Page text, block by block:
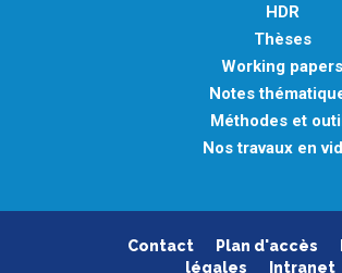
HDR
Thèses
Working papers
Notes
Méthodes et
Nos travaux en
Contact Plan d'accès
légales
Intranet